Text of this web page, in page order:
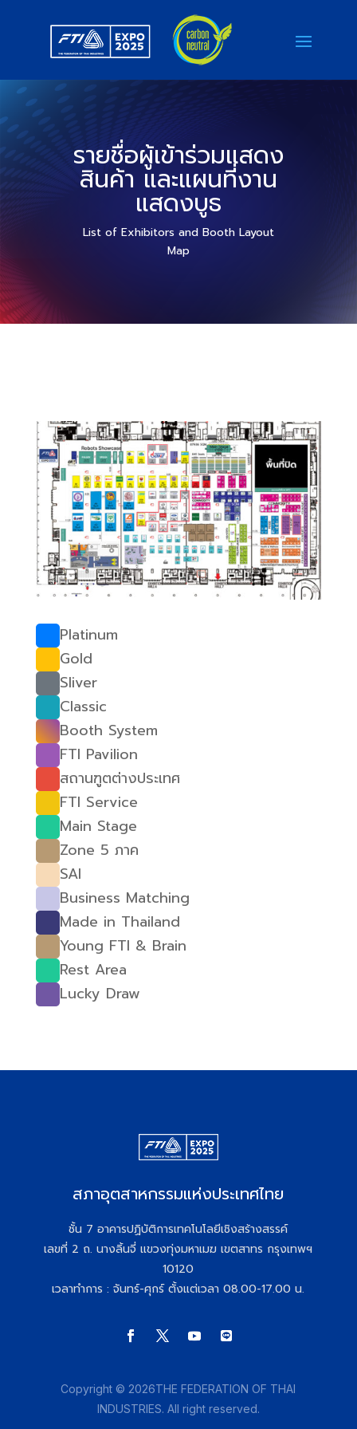
รายชื่อผู้เข้าร่วมแสดง
สินค้า และแผนที่งาน
แสดงบูธ
List of Exhibitors and Booth Layout
Map
Platinum
Gold
Sliver
Classic
Booth System
FTI Pavilion
สถานฑูตต่างประเทศ
FTI Service
Main Stage
Zone 5 ภาค
SAI
Business Matching
Made in Thailand
Young FTI & Brain
Rest Area
Lucky Draw
สภาอุตสาหกรรมแห่งประเทศไทย
ชั้น 7 อาคารปฏิบัติการเทคโนโลยีเชิงสร้างสรรค์
เลขที่ 2 ถ. นางลิ้นจี่ แขวงทุ่งมหาเมฆ เขตสาทร กรุงเทพฯ
10120
เวลาทำการ : จันทร์-ศุกร์ ตั้งแต่เวลา 08.00-17.00 น.
Copyright © 2026THE FEDERATION OF THAI
INDUSTRIES. All right reserved.